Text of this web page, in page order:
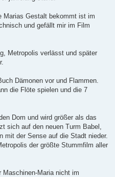
Marias Gestalt bekommt ist im
und gefällt mir im Film
Metropolis verlässt und später
Dämonen vor und Flammen.
die Flöte spielen und die 7
Dom und wird größer als das
sich auf den neuen Turm Babel,
mit der Sense auf die Stadt nieder.
der größte Stummfilm aller
Maschinen-Maria nicht im